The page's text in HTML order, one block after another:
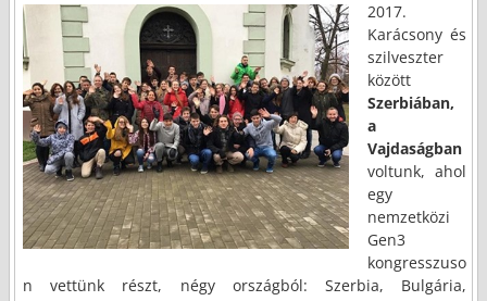
2017.
Karácsony és
szilveszter
között
Szerbiában,
a
Vajdaságban
voltunk, ahol
egy
nemzetközi
Gen3
kongresszuso
n vettünk részt, négy országból: Szerbia, Bulgária,